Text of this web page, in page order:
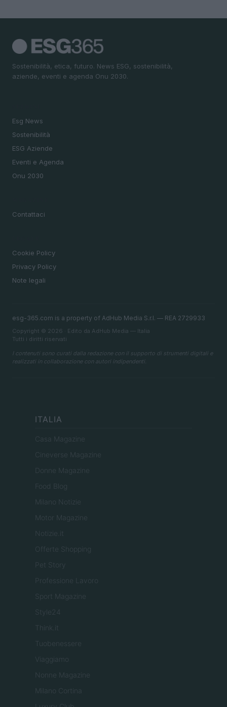
Sostenibilità, etica, futuro. News ESG, sostenibilità,
aziende, eventi e agenda Onu 2030.
Esg News
Sostenibilità
ESG Aziende
Eventi e Agenda
Onu 2030
Contattaci
Cookie Policy
Privacy Policy
Note legali
esg-365.com is a property of AdHub Media S.r.l. — REA 2729933
Copyright © 2026 · Edito da AdHub Media — Italia
Tutti i diritti riservati
I contenuti sono curati dalla redazione con il supporto di strumenti digitali e
realizzati in collaborazione con autori indipendenti.
ITALIA
Casa Magazine
Cineverse Magazine
Donne Magazine
Food Blog
Milano Notizie
Motor Magazine
Notizie.it
Offerte Shopping
Pet Story
Professione Lavoro
Sport Magazine
Style24
Think.it
Tuobenessere
Viaggiamo
Nonne Magazine
Milano Cortina